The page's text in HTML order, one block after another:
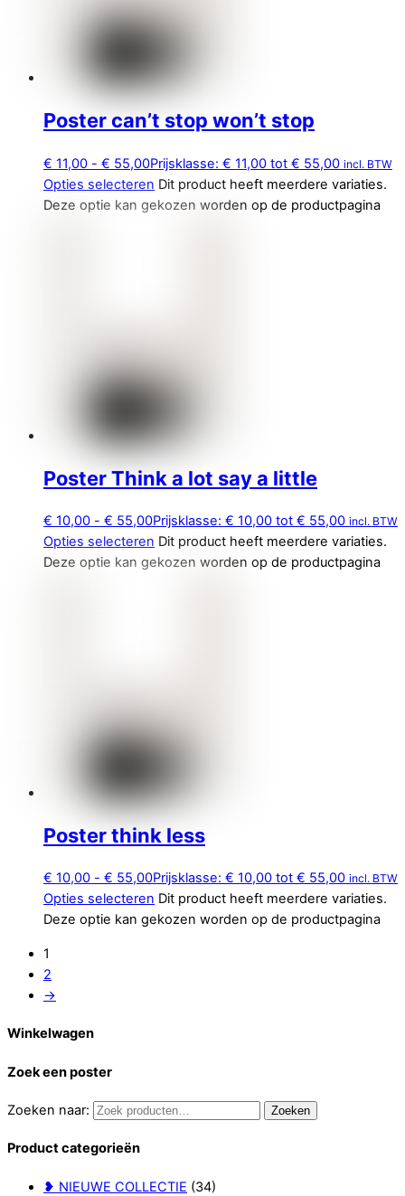
Poster can’t stop won’t stop
€ 11,00 - € 55,00Prijsklasse: € 11,00 tot € 55,00 incl. BTW
Opties selecteren Dit product heeft meerdere variaties.
Deze optie kan gekozen worden op de productpagina
Poster Think a lot say a little
€ 10,00 - € 55,00Prijsklasse: € 10,00 tot € 55,00 incl. BTW
Opties selecteren Dit product heeft meerdere variaties.
Deze optie kan gekozen worden op de productpagina
Poster think less
€ 10,00 - € 55,00Prijsklasse: € 10,00 tot € 55,00 incl. BTW
Opties selecteren Dit product heeft meerdere variaties.
Deze optie kan gekozen worden op de productpagina
1
2
→
Winkelwagen
Zoek een poster
Zoeken naar: Zoeken
Product categorieën
❥ NIEUWE COLLECTIE (34)